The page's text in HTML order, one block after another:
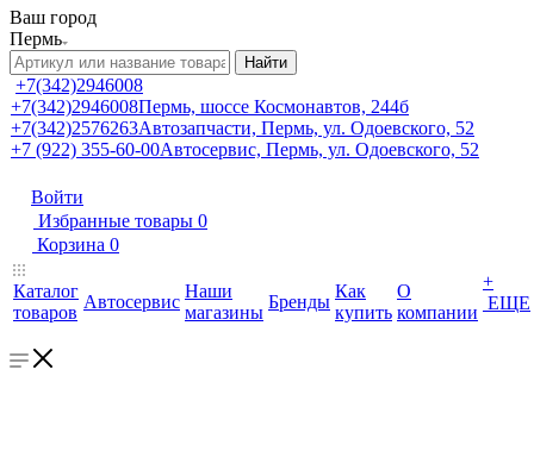
Ваш город
Пермь
Найти
+7(342)2946008
+7(342)2946008Пермь, шоссе Космонавтов, 244б
+7(342)2576263Автозапчасти, Пермь, ул. Одоевского, 52
+7 (922) 355-60-00Автосервис, Пермь, ул. Одоевского, 52
Войти
Избранные товары 0
Корзина 0
Каталог
товаров
Автосервис
Наши
магазины
Бренды
Как
купить
О
компании
+
ЕЩЕ